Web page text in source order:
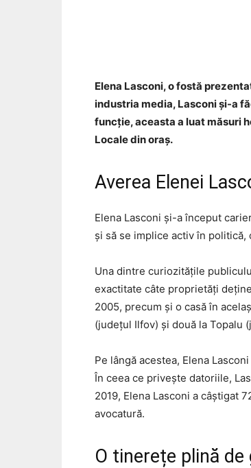
Elena Lasconi, o fostă
industria media, Lasconi și-a
funcție, aceasta a luat măsuri
Locale din oraș.
Averea Elenei
Elena Lasconi și-a început
și să se implice activ în
Una dintre curiozitățile
exactitate câte proprietăți
2005, precum și o casă în
(județul Ilfov) și două la Topalu
Pe lângă acestea, Elena
În ceea ce privește datoriile,
2019, Elena Lasconi a câștigat
avocatură.
O tinerețe plină